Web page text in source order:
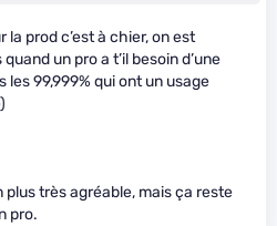
prod c’est à chier, on est
un pro a t’il besoin d’une
les 99,999% qui ont un usage
plus très agréable, mais ça reste
pro.